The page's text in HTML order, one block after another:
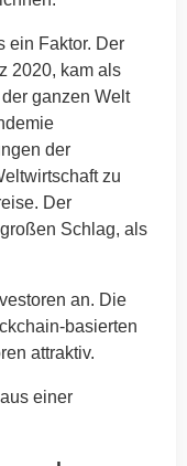
ein Faktor. Der
2020, kam als
ganzen Welt
der
zu
Der
Schlag, als
an. Die
basierten
attraktiv.
einer